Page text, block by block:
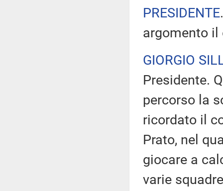
PRESIDENTE
argomento il
GIORGIO
Presidente.
percorso la
ricordato il
Prato, nel
giocare a
varie